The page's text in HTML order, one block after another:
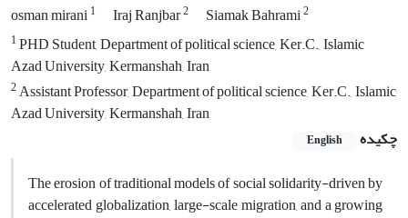
osman mirani1 Iraj Ranjbar2 Siamak Bahrami2
1PHD Student, Department of political science, Ker.C., Islamic
Azad University, Kermanshah, Iran
2Assistant Professor, Department of political science, Ker.C., Islamic
Azad University, Kermanshah, Iran
چکیده
English
The erosion of traditional models of social solidarity-driven by
accelerated globalization, large-scale migration, and a growing